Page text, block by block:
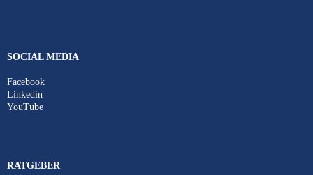
SOCIAL MEDIA
Facebook
Linkedin
YouTube
RATGEBER